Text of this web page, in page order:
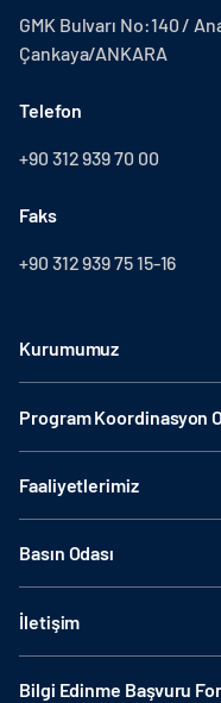
GMK Bulvarı No:140 /
Çankaya/ANKARA
Telefon
+90 312 939 70 00
Faks
+90 312 939 75 15-16
Kurumumuz
Program Koordinasyon
Faaliyetlerimiz
Basın Odası
İletişim
Bilgi Edinme Başvuru